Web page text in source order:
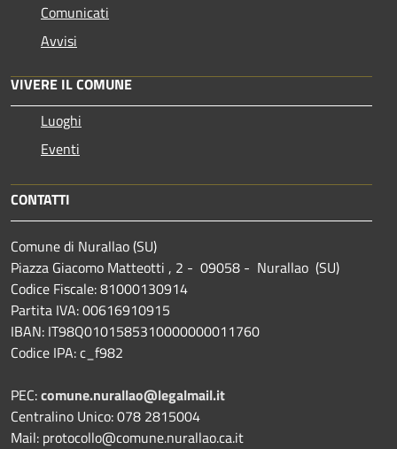
Comunicati
Avvisi
VIVERE IL COMUNE
Luoghi
Eventi
CONTATTI
Comune di Nurallao (SU)
Piazza Giacomo Matteotti , 2 - 09058 - Nurallao (SU)
Codice Fiscale: 81000130914
Partita IVA: 00616910915
IBAN: IT98Q0101585310000000011760
Codice IPA: c_f982
PEC:comune.nurallao@legalmail.it
Centralino Unico: 078 2815004
Mail: protocollo@comune.nurallao.ca.it